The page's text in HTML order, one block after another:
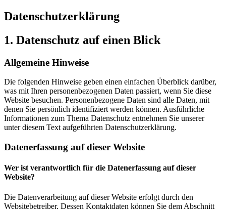
Datenschutzerklärung
1. Datenschutz auf einen Blick
Allgemeine Hinweise
Die folgenden Hinweise geben einen einfachen Überblick darüber,
was mit Ihren personenbezogenen Daten passiert, wenn Sie diese
Website besuchen. Personenbezogene Daten sind alle Daten, mit
denen Sie persönlich identifiziert werden können. Ausführliche
Informationen zum Thema Datenschutz entnehmen Sie unserer
unter diesem Text aufgeführten Datenschutzerklärung.
Datenerfassung auf dieser Website
Wer ist verantwortlich für die Datenerfassung auf dieser
Website?
Die Datenverarbeitung auf dieser Website erfolgt durch den
Websitebetreiber. Dessen Kontaktdaten können Sie dem Abschnitt